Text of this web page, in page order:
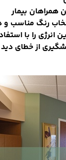
رنگ مناسب
را با